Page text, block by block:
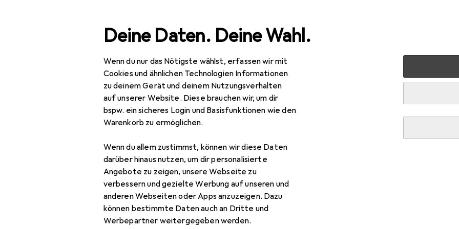
Deine Daten. Deine Wahl.
Wenn du nur das Nötigste wählst, erfassen wir mit
Cookies und ähnlichen Technologien Informationen
zu deinem Gerät und deinem Nutzungsverhalten
auf unserer Website. Diese brauchen wir, um dir
bspw. ein sicheres Login und Basisfunktionen wie den
Warenkorb zu ermöglichen.
Wenn du allem zustimmst, können wir diese Daten
darüber hinaus nutzen, um dir personalisierte
Angebote zu zeigen, unsere Webseite zu
verbessern und gezielte Werbung auf unseren und
anderen Webseiten oder Apps anzuzeigen. Dazu
können bestimmte Daten auch an Dritte und
Werbepartner weitergegeben werden.
Navigation nach Kategorien Gesamtsortiment Wohnen Möbel Topstar
EUR
299,–
Zubehör für Topstar Open Base
Hier findest du passendes Zubehör zum Produkt Topstar Open Base aus den
Gaming Möbel.